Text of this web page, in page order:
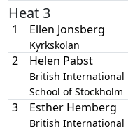
Heat 3
1
Ellen Jonsberg
Kyrkskolan
2 Helen Pabst
British International
School of Stockholm
3 Esther Hemberg
British International